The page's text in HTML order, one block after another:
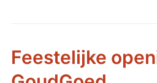
Feestelijke